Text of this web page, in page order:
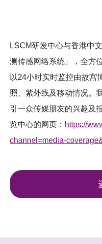
LSCM研发中心与香港中
测传感网络系统」，全方
以24小时实时监控由故宫
照、紫外线及移动情况。
引一众传媒朋友的兴趣及
览中心的网页： https://
channel=media-